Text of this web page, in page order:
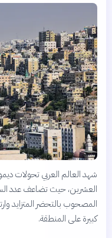
شهد العالم العربي تحولات
العشرين، حيث تضاعف عدد
المصحوب بالتحضر المتزايد
كبيرة على المنطقة.